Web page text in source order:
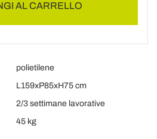
AL CARRELLO
polietilene
L159xP85xH75 cm
2/3 settimane lavorative
45 kg